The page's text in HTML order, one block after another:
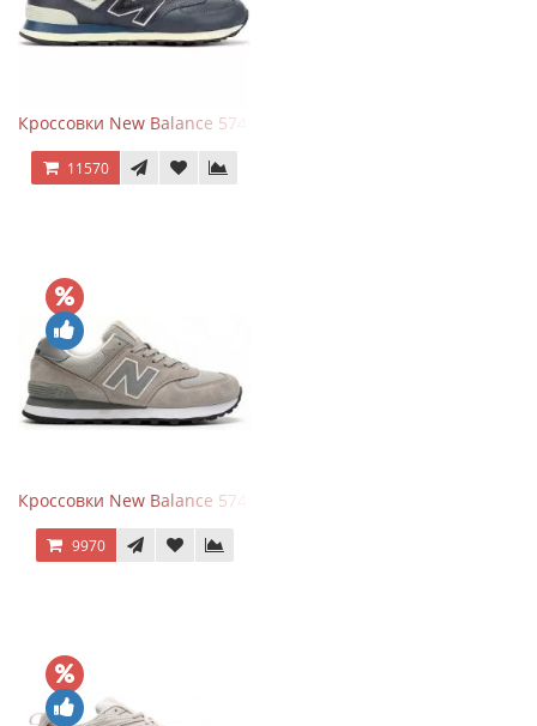
Кроссовки New Balance 574 Classic Blue White Leather
11570
Кроссовки New Balance 574 Silver Summer Fog
9970